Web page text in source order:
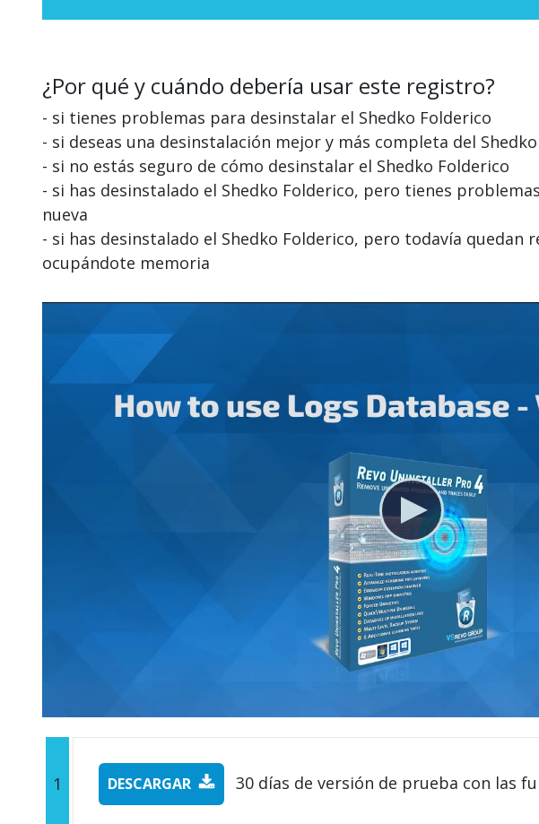
¿Por qué y cuándo debería usar este registro?
- si tienes problemas para desinstalar el Shedko Folderico
- si deseas una desinstalación mejor y más completa del
- si no estás seguro de cómo desinstalar el Shedko Folderico
- si has desinstalado el Shedko Folderico, pero tienes
nueva
- si has desinstalado el Shedko Folderico, pero todavía quedan
ocupándote memoria
1 DESCARGAR 30 días de versión de prueba con las